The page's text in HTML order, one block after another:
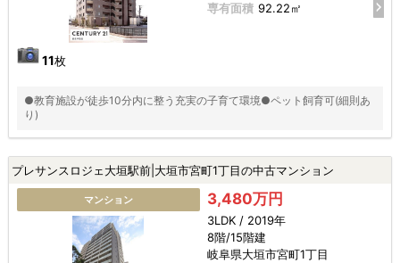
11枚
専有面積 92.22㎡
●教育施設が徒歩10分内に整う充実の子育て環境●ペット飼育可(細則あ
り)
プレサンスロジェ大垣駅前|大垣市宮町1丁目の中古マンション
マンション 3,480万円
3LDK / 2019年
8階/15階建
岐阜県大垣市宮町1丁目